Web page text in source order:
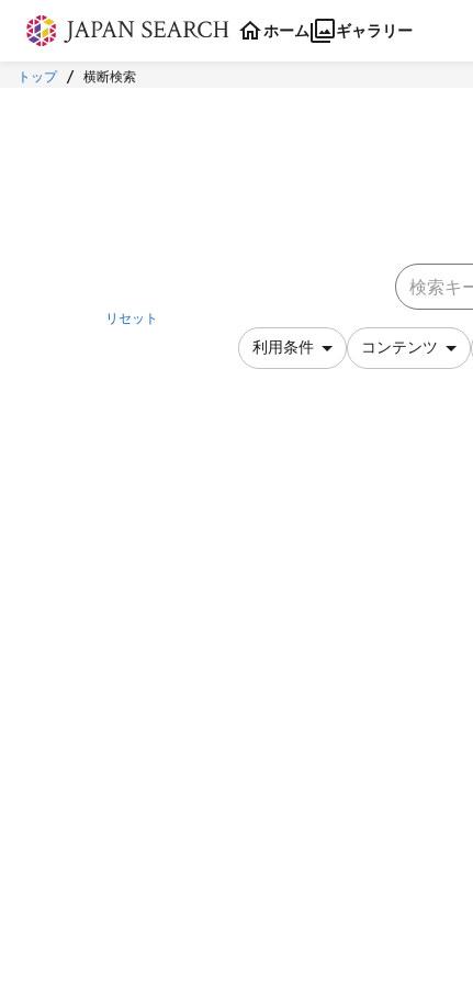
本文に飛ぶ
ホーム ギャラリー
トップ 横断検索
リセット
利用条件 コンテンツ